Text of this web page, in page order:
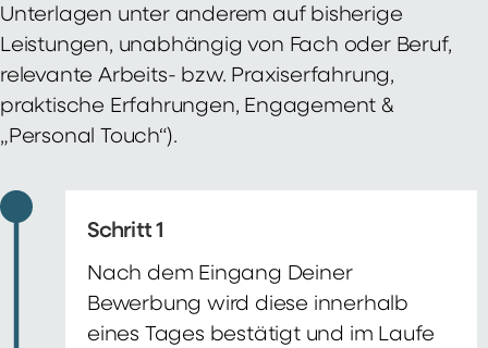
Unterlagen unter anderem auf bisherige
Leistungen, unabhängig von Fach oder Beruf,
relevante Arbeits- bzw. Praxiserfahrung,
praktische Erfahrungen, Engagement &
„Personal Touch“).
Schritt 1
Nach dem Eingang Deiner
Bewerbung wird diese innerhalb
eines Tages bestätigt und im Laufe